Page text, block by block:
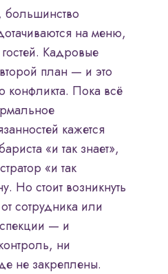
на меню,
Кадровые
план — и это
конфликта. Пока всё
кажется
«и так знает»,
«и так
Но стоит возникнуть
сотрудника или
— и
ни
не закреплены.